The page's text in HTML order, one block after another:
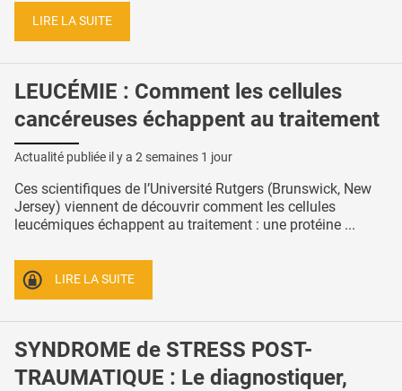
LIRE LA SUITE
LEUCÉMIE : Comment les cellules
cancéreuses échappent au traitement
Actualité publiée il y a 2 semaines 1 jour
Ces scientifiques de l’Université Rutgers (Brunswick, New
Jersey) viennent de découvrir comment les cellules
leucémiques échappent au traitement : une protéine ...
LIRE LA SUITE
SYNDROME de STRESS POST-
TRAUMATIQUE : Le diagnostiquer,